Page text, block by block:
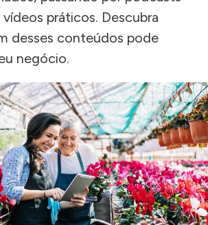
vídeos práticos. Descubra
desses conteúdos pode
negócio.